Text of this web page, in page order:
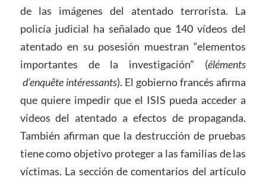
de las imágenes del atentado terrorista. La
policía judicial ha señalado que 140 vídeos del
atentado en su posesión muestran “elementos
importantes de la investigación” (éléments
d’enquête intéressants). El gobierno francés afirma
que quiere impedir que el ISIS pueda acceder a
videos del atentado a efectos de propaganda.
También afirman que la destrucción de pruebas
tiene como objetivo proteger a las familias de las
víctimas. La sección de comentarios del artículo